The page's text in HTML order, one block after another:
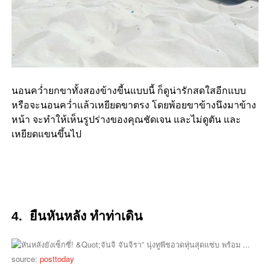
นอนคว่ำยกขาทั้งสองข้างขี้นแบบนี้ ก็ดูน่ารักสดใสอีกแบบ
หรือจะนอนคว่ำแล้วเหยียดขาตรง โดยพ้อยขาข้างนึงมาข้าง
หน้า จะทำให้เห็นรูปร่างของคุณชัดเจน และไม่ดูตัน และ
เหยียดแขนขึ้นไป
4. ยืนหันหลัง ทำท่าเดิน
source: posttoday